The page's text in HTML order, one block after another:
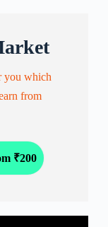
you which
from
₹200